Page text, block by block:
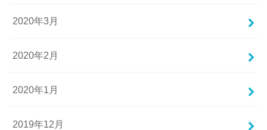
2020年3月
2020年2月
2020年1月
2019年12月